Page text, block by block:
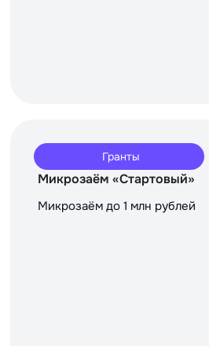
Гранты
Микрозаём «Стартовый»
Микрозаём до 1 млн рублей